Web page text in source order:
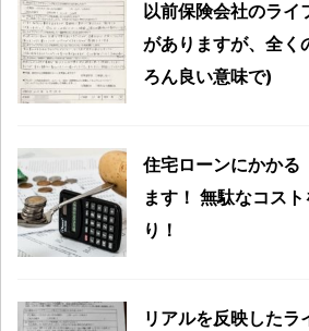
以前保険会社のライ
がありますが、全く
ろん良い意味で)
住宅ローンにかかる
ます！ 無駄なコス
り！
リアルを反映したラ